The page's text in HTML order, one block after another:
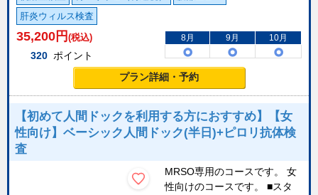
肝炎ウィルス検査
35,200 円 (税込)
320 ポイント
8月 9月 10月
プラン詳細・予約
【初めて人間ドックを利用する方におすすめ】【女
性向け】ベーシック人間ドック(半日)+ピロリ抗体検
査
MRSO専用のコースです。 女
性向けのコースです。 ■スタ